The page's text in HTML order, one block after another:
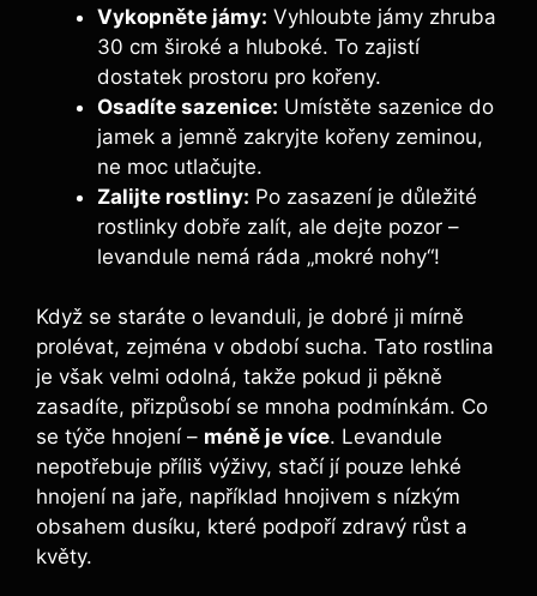
Vykopněte jámy: Vyhloubte jámy zhruba
30 cm široké a hluboké. To zajistí
dostatek prostoru pro kořeny.
Osadíte sazenice: Umístěte sazenice do
jamek a jemně zakryjte kořeny zeminou,
ne moc utlačujte.
Zalijte rostliny: Po zasazení je důležité
rostlinky dobře zalít, ale dejte pozor –
levandule nemá ráda „mokré nohy“!
Když se staráte o levanduli, je dobré ji mírně
prolévat, zejména v období sucha. Tato rostlina
je však velmi odolná, takže pokud ji pěkně
zasadíte, přizpůsobí se mnoha podmínkám. Co
se týče hnojení – méně je více. Levandule
nepotřebuje příliš výživy, stačí jí pouze lehké
hnojení na jaře, například hnojivem s nízkým
obsahem dusíku, které podpoří zdravý růst a
květy.